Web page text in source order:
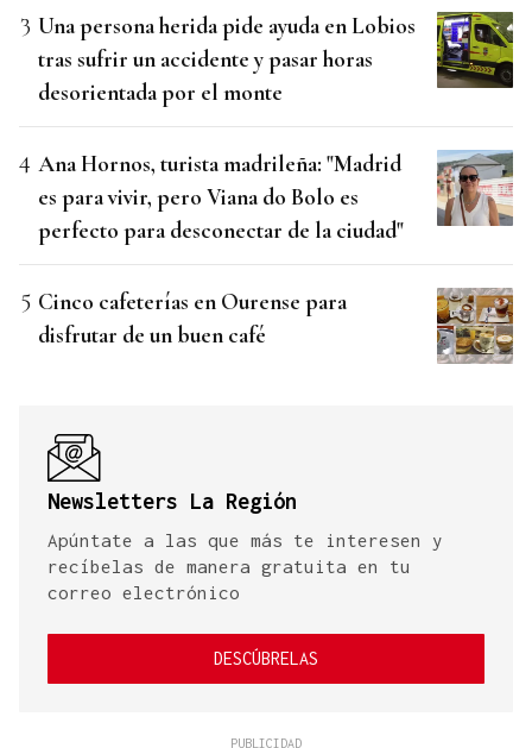
Una persona herida pide ayuda en Lobios
tras sufrir un accidente y pasar horas
desorientada por el monte
Ana Hornos, turista madrileña: "Madrid
es para vivir, pero Viana do Bolo es
perfecto para desconectar de la ciudad"
Cinco cafeterías en Ourense para
disfrutar de un buen café
Newsletters La Región
Apúntate a las que más te interesen y
recíbelas de manera gratuita en tu
correo electrónico
DESCÚBRELAS